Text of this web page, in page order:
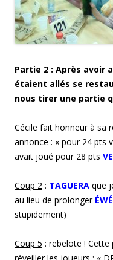
Partie 2 : Après avoir
étaient allés se
nous tirer une partie
Cécile fait honneur à sa
annonce : « pour 24 pts
avait joué pour 28 pts
Coup 2 : TAGUERA que
au lieu de prolonger ÉWÉ
stupidement)
Coup 5 : rebelote ! Cette